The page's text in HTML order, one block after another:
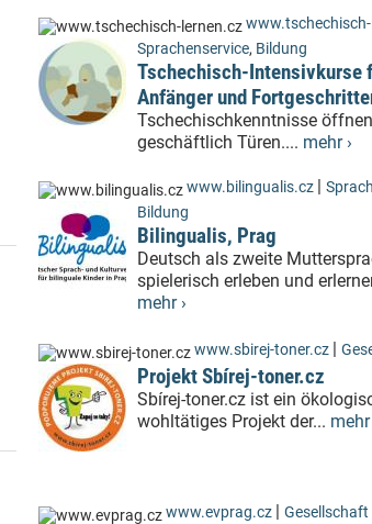
Sprachenservice, Bildung
Tschechisch-Intensivkurse
Anfänger und
Tschechischkenntnisse
geschäftlich Türen.... mehr ›
www.bilingualis.cz |
Bildung
Bilingualis, Prag
Deutsch als zweite
spielerisch erleben und
mehr ›
www.sbirej-toner.cz |
Projekt Sbírej-toner.cz
Sbírej-toner.cz ist ein
wohltätiges Projekt der... mehr
www.evprag.cz | Gesellschaft